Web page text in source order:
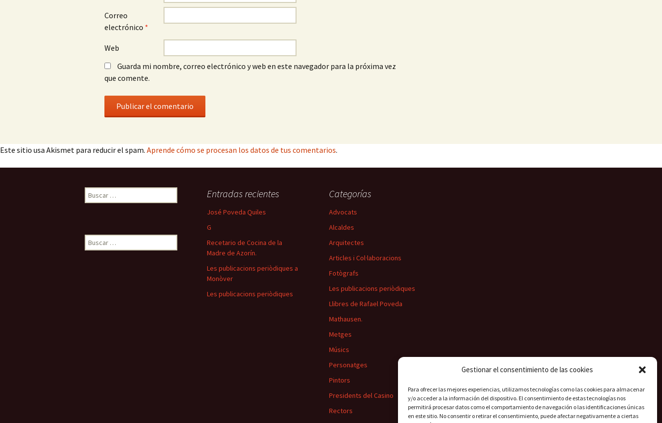
Gestionar el consentimiento de las cookies
Para ofrecer las mejores experiencias, utilizamos tecnologías como las cookies para almacenar
y/o acceder a la información del dispositivo. El consentimiento de estas tecnologías nos
permitirá procesar datos como el comportamiento de navegación o las identificaciones únicas
en este sitio. No consentir o retirar el consentimiento, puede afectar negativamente a ciertas
Correo
electrónico *
Web
Guarda mi nombre, correo electrónico y web en este navegador para la próxima vez
que comente.
Este sitio usa Akismet para reducir el spam. Aprende cómo se procesan los datos de tus comentarios.
Buscar: Entradas recientes
José Poveda Quiles
G
Recetario de Cocina de la
Madre de Azorín.
Les publicacions periòdiques a
Monòver
Les publicacions periòdiques
Categorías
Advocats
Alcaldes
Arquitectes
Articles i Col·laboracions
Fotògrafs
Les publicacions periòdiques
Llibres de Rafael Poveda
Mathausen.
Metges
Músics
Personatges
Pintors
Presidents del Casino
Rectors
Buscar: